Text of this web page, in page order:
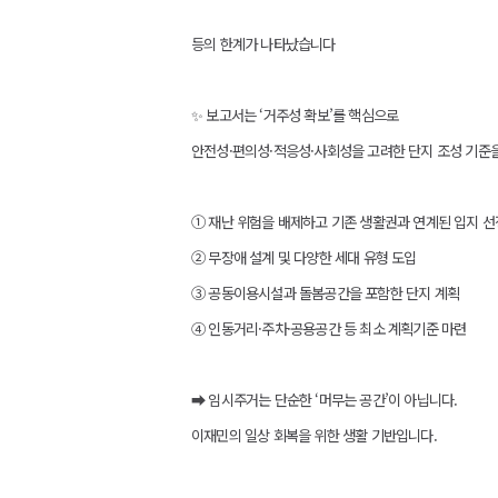
등의 한계가 나타났습니다
✨ 보고서는 ‘거주성 확보’를 핵심으로
안전성·편의성·적응성·사회성을 고려한 단지 조성 기준
① 재난 위험을 배제하고 기존 생활권과 연계된 입지 선
② 무장애 설계 및 다양한 세대 유형 도입
③ 공동이용시설과 돌봄공간을 포함한 단지 계획
④ 인동거리·주차·공용공간 등 최소 계획기준 마련
➡ 임시주거는 단순한 ‘머무는 공간’이 아닙니다.
이재민의 일상 회복을 위한 생활 기반입니다.